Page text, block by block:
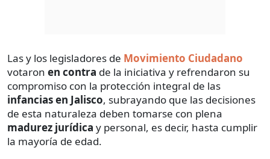
Las y los legisladores de Movimiento Ciudadano
votaron en contra de la iniciativa y refrendaron su
compromiso con la protección integral de las
infancias en Jalisco, subrayando que las decisiones
de esta naturaleza deben tomarse con plena
madurez jurídica y personal, es decir, hasta cumplir
la mayoría de edad.